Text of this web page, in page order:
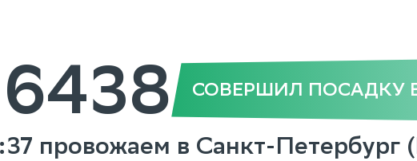
СОВЕРШИЛ ПОСАДКУ В
провожаем в Санкт-Петербург